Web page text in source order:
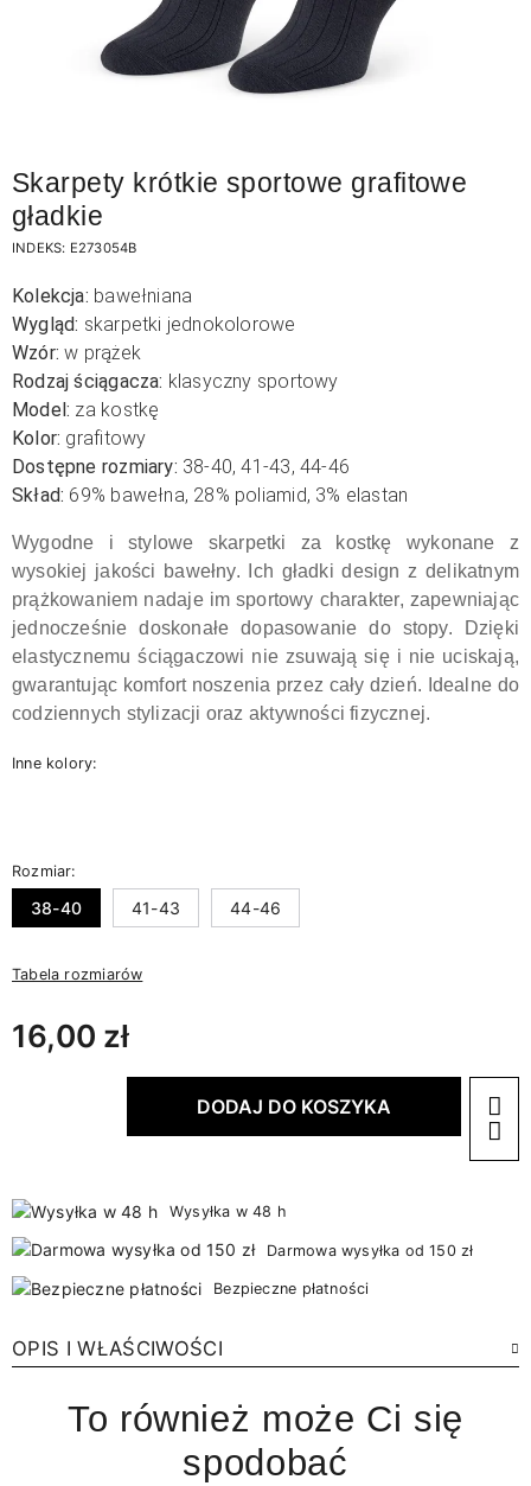
Skarpety krótkie sportowe grafitowe
gładkie
INDEKS: E273054B
Kolekcja: bawełniana
Wygląd: skarpetki jednokolorowe
Wzór: w prążek
Rodzaj ściągacza: klasyczny sportowy
Model: za kostkę
Kolor: grafitowy
Dostępne rozmiary: 38-40, 41-43, 44-46
Skład: 69% bawełna, 28% poliamid, 3% elastan
Wygodne i stylowe skarpetki za kostkę wykonane z
wysokiej jakości bawełny. Ich gładki design z delikatnym
prążkowaniem nadaje im sportowy charakter, zapewniając
jednocześnie doskonałe dopasowanie do stopy. Dzięki
elastycznemu ściągaczowi nie zsuwają się i nie uciskają,
gwarantując komfort noszenia przez cały dzień. Idealne do
codziennych stylizacji oraz aktywności fizycznej.
Inne kolory:
Rozmiar:
38-40 41-43 44-46
Tabela rozmiarów
16,00 zł
DODAJ DO KOSZYKA
Wysyłka w 48 h
Darmowa wysyłka od 150 zł
Bezpieczne płatności
OPIS I WŁAŚCIWOŚCI
To również może Ci się
spodobać